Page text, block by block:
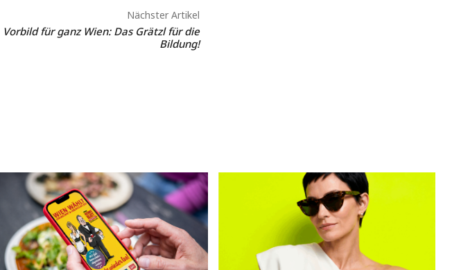
Nächster Artikel
Vorbild für ganz Wien: Das Grätzl für die
Bildung!